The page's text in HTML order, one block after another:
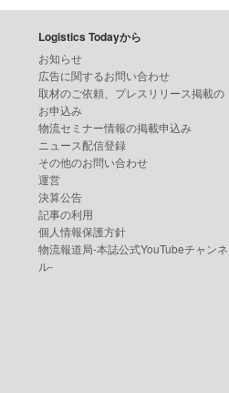
Logistics Todayから
お知らせ
広告に関するお問い合わせ
取材のご依頼、プレスリリース掲載の
お申込み
物流セミナー情報の掲載申込み
ニュース配信登録
その他のお問い合わせ
運営
決算公告
記事の利用
個人情報保護方針
物流報道局-本誌公式YouTubeチャンネ
ル-